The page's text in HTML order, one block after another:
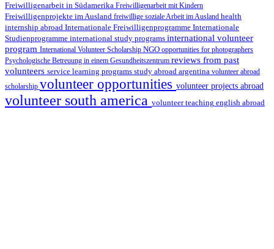
Freiwilligenarbeit in Südamerika Freiwilligenarbeit mit Kindern
Freiwilligenprojekte im Ausland freiwillige soziale Arbeit im Ausland health
internship abroad Internationale Freiwilligenprogramme Internationale
Studienprogramme international study programs international volunteer
program International Volunteer Scholarship NGO opportunities for photographers
Psychologische Betreuung in einem Gesundheitszentrum reviews from past
volunteers service learning programs study abroad argentina volunteer abroad
scholarship volunteer opportunities volunteer projects abroad
volunteer south america volunteer teaching english abroad